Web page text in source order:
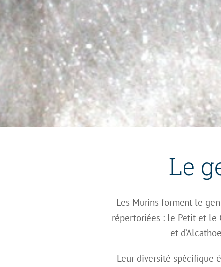
Le
Les Murins forment le
répertoriées : le Petit et le
et
Leur diversité spécifique